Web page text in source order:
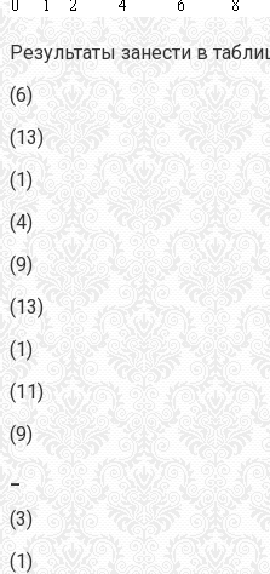
Результаты занести в
(6)
(13)
(1)
(4)
(9)
(13)
(1)
(11)
(9)
(3)
(1)